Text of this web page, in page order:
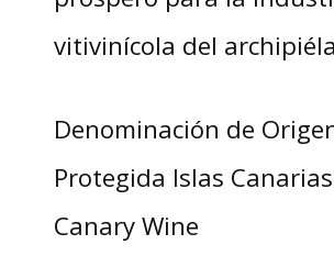
vitivinícola del
Denominación de
Protegida Islas
Canary Wine